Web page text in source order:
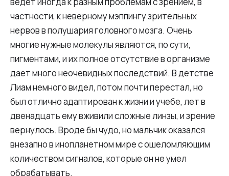
частности, к неверному мэппингу зрительных
нервов в полушария головного мозга. Очень
многие нужные молекулы являются, по сути,
пигментами, и их полное отсутствие в организме
дает много неочевидных последствий. В детстве
Лиам немного видел, потом почти перестал, но
был отлично адаптирован к жизни и учебе, лет в
двенадцать ему вживили сложные линзы, и зрение
вернулось. Вроде бы чудо, но мальчик оказался
внезапно в инопланетном мире с ошеломляющим
количеством сигналов, которые он не умел
обрабатывать.